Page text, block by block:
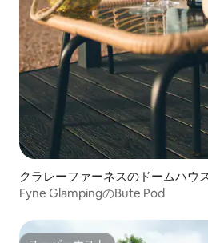
クラレーファーネスのドームハウ
Fyne GlampingのBute Pod